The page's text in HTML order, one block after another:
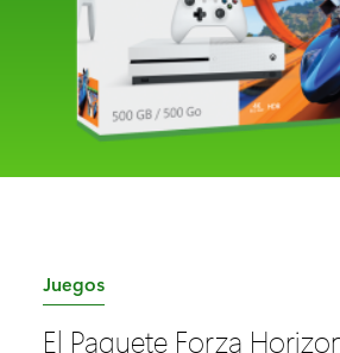
C
t
Juegos
El Paquete Forza